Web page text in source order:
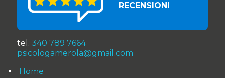
RECENSIONI
tel.340 789 7664
psicologamerola@gmail.com
Home